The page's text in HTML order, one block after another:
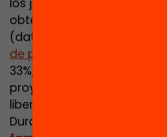
obtenido ninguna
(dato de 2019). Y se ha
de paro juvenil
hasta
33%, lo que corta de raíz
proyectos de
libertad.
Durante la pandemia,